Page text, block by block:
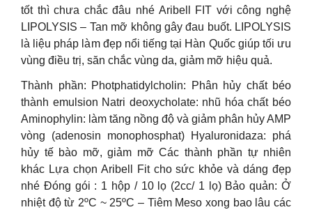
tốt thì chưa chắc đâu nhé Aribell FIT với công nghệ
LIPOLYSIS – Tan mỡ không gây đau buốt. LIPOLYSIS
là liệu pháp làm đẹp nổi tiếng tại Hàn Quốc giúp tối ưu
vùng điều trị, săn chắc vùng da, giảm mỡ hiệu quả.
Thành phần: Photphatidylcholin: Phân hủy chất béo
thành emulsion Natri deoxycholate: nhũ hóa chất béo
Aminophylin: làm tăng nồng độ và giảm phân hủy AMP
vòng (adenosin monophosphat) Hyaluronidaza: phá
hủy tế bào mỡ, giảm mỡ Các thành phần tự nhiên
khác Lựa chọn Aribell Fit cho sức khỏe và dáng đẹp
nhé Đóng gói : 1 hộp / 10 lọ (2cc/ 1 lọ) Bảo quản: Ở
nhiệt độ từ 2ºC ~ 25ºC – Tiêm Meso xong bao lâu các